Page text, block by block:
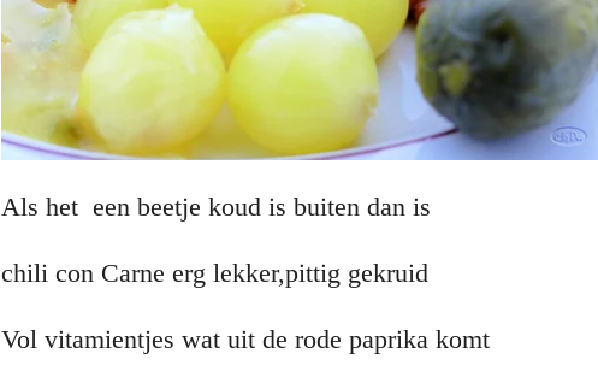
Als het een beetje koud is buiten dan is
chili con Carne erg lekker,pittig gekruid
Vol vitamientjes wat uit de rode paprika komt